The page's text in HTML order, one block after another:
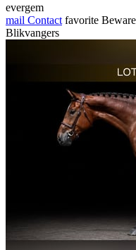
evergem
mail Contact favorite
Blikvangers